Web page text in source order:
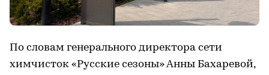
По словам генерального директора сети
химчисток «Русские сезоны» Анны Бахаревой,